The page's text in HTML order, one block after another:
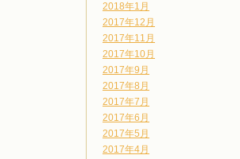
2018年1月
2017年12月
2017年11月
2017年10月
2017年9月
2017年8月
2017年7月
2017年6月
2017年5月
2017年4月